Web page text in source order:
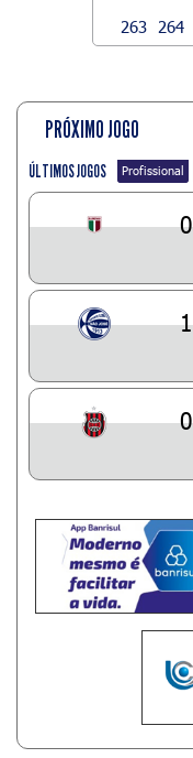
263
264
PRÓXIMO JOGO
ÚLTIMOS JOGOS Profissional
0
1
0